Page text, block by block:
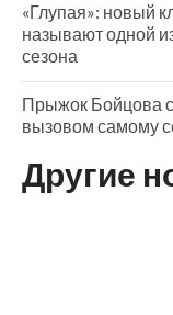
«Глупая»: новый
называют одной
сезона
Прыжок Бойцова
вызовом самому
Другие